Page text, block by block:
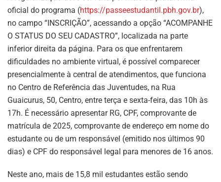
oficial do programa (https://passeestudantil.pbh.gov.br),
no campo “INSCRIÇÃO”, acessando a opção “ACOMPANHE
O STATUS DO SEU CADASTRO”, localizada na parte
inferior direita da página. Para os que enfrentarem
dificuldades no ambiente virtual, é possível comparecer
presencialmente à central de atendimentos, que funciona
no Centro de Referência das Juventudes, na Rua
Guaicurus, 50, Centro, entre terça e sexta-feira, das 10h às
17h. É necessário apresentar RG, CPF, comprovante de
matrícula de 2025, comprovante de endereço em nome do
estudante ou de um responsável (emitido nos últimos 90
dias) e CPF do responsável legal para menores de 16 anos.
Neste ano, mais de 15,8 mil estudantes estão sendo